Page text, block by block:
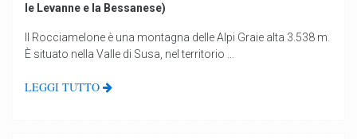
le Levanne e la Bessanese)
Il Rocciamelone è una montagna delle Alpi Graie alta 3.538 m.
È situato nella Valle di Susa, nel territorio …
LEGGI TUTTO